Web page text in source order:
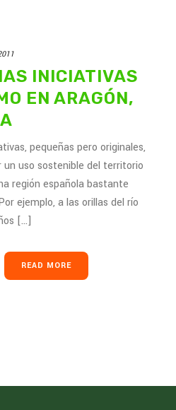
INICIATIVAS
EN ARAGÓN,
pequeñas pero originales,
un uso sostenible del territorio
región española bastante
ejemplo, a las orillas del río
[...]
READ MORE